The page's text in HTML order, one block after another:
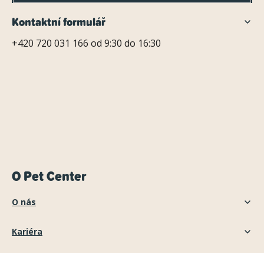
Kontaktní formulář
+420 720 031 166 od 9:30 do 16:30
O Pet Center
O nás
Kariéra